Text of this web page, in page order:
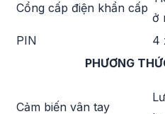
Cổng cấp điện khẩn cấp
ở
PIN
4
PHƯƠNG
Cảm biến vân tay